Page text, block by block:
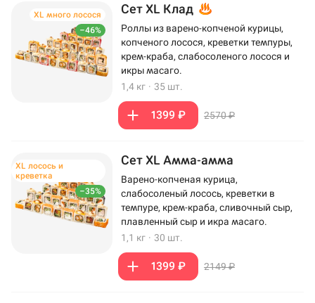
–46%
XL много лосося Сет XL Клад
Роллы из варено-копченой курицы,
копченого лосося, креветки темпуры,
крем-краба, слабосоленого лосося и
икры масаго.
1,4 кг · 35 шт.
1399 ₽ 2570 ₽
–35%
XL лосось и
креветка
Сет XL Амма-амма
Варено-копченая курица,
слабосоленый лосось, креветки в
темпуре, крем-краба, сливочный сыр,
плавленный сыр и икра масаго.
1,1 кг · 30 шт.
1399 ₽ 2149 ₽